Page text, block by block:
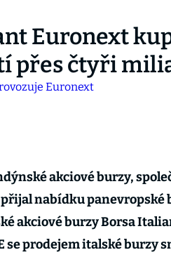
Euronext
přes čtyři
akciové burzy,
přijal nabídku
akciové burzy Borsa
se prodejem italské burzy